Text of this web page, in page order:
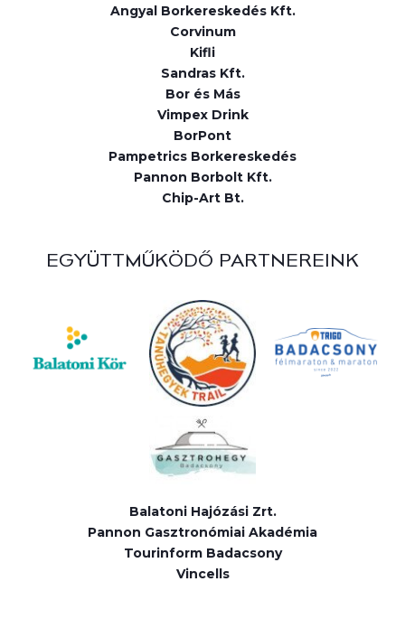
Angyal Borkereskedés Kft.
Corvinum
Kifli
Sandras Kft.
Bor és Más
Vimpex Drink
BorPont
Pampetrics Borkereskedés
Pannon Borbolt Kft.
Chip-Art Bt.
EGYÜTTMŰKÖDŐ PARTNEREINK
Balatoni Hajózási Zrt.
Pannon Gasztronómiai Akadémia
Tourinform Badacsony
Vincells